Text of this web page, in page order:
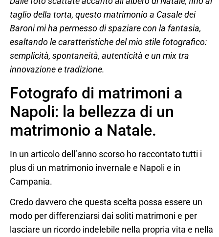
taglio della torta, questo matrimonio a Casale dei
Baroni mi ha permesso di spaziare con la fantasia,
esaltando le caratteristiche del mio stile fotografico:
semplicità, spontaneità, autenticità e un mix tra
innovazione e tradizione.
Fotografo di matrimoni a
Napoli: la bellezza di un
matrimonio a Natale.
In un articolo dell’anno scorso ho raccontato tutti i
plus di un matrimonio invernale e Napoli e in
Campania.
Credo davvero che questa scelta possa essere un
modo per differenziarsi dai soliti matrimoni e per
lasciare un ricordo indelebile nella propria vita e nella